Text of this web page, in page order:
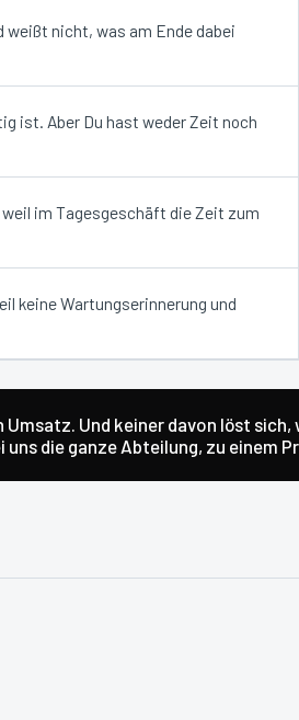
weißt nicht, was am Ende dabei
ist. Aber Du hast weder Zeit noch
im Tagesgeschäft die Zeit zum
keine Wartungserinnerung und
Und keiner davon löst
uns die ganze Abteilung, zu einem